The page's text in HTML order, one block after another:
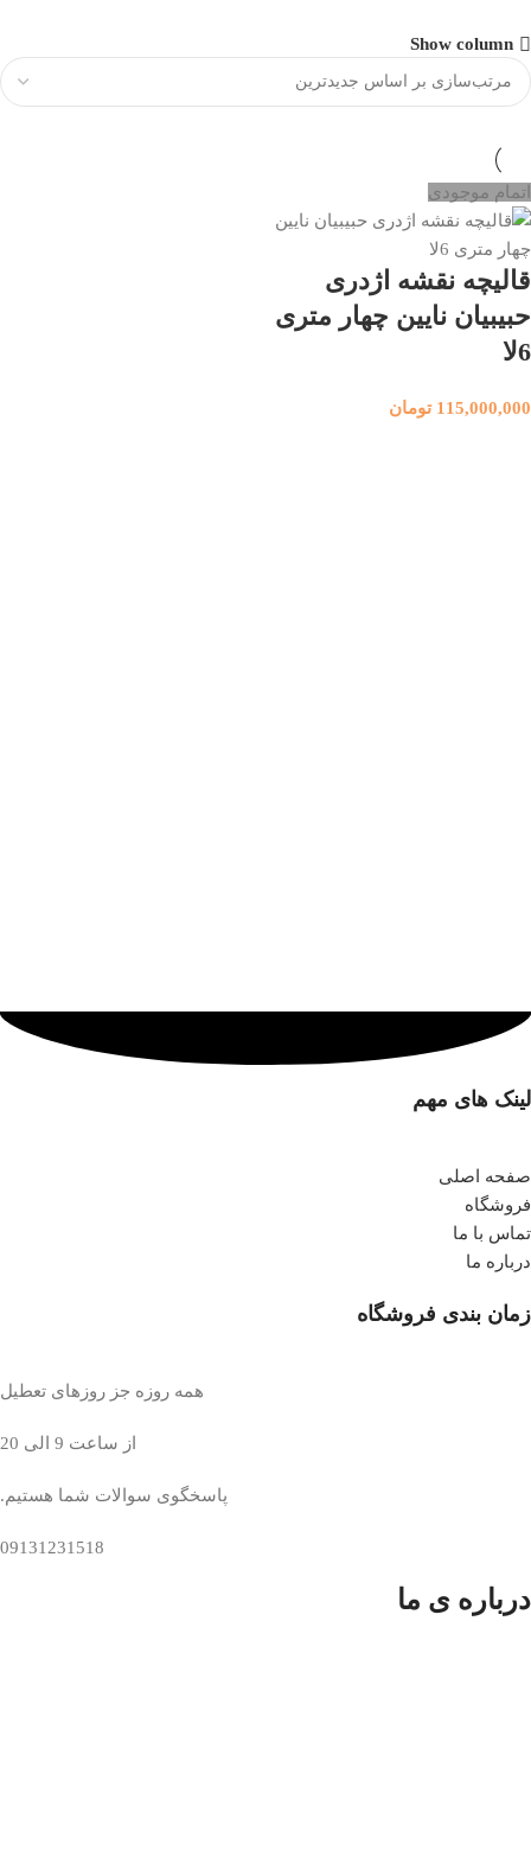
10% تخفیف
خرید آنلاین
Show column
اتمام موجودی
قالیچه نقشه اژدری
حبیبیان نایین چهار متری
6لا
115,000,000 تومان
لینک های مهم
صفحه اصلی
فروشگاه
تماس با ما
درباره ما
زمان بندی فروشگاه
همه روزه جز روزهای تعطیل
از ساعت 9 الی 20
پاسخگوی سوالات شما هستیم.
09131231518
درباره ی ما